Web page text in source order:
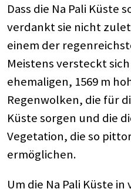
Dass die Na Pali Küste
verdankt sie nicht
einem der
Meistens versteckt
ehemaligen, 1569 m
Regenwolken, die für
Küste sorgen und die
Vegetation, die so
ermöglichen.
Um die Na Pali Küste